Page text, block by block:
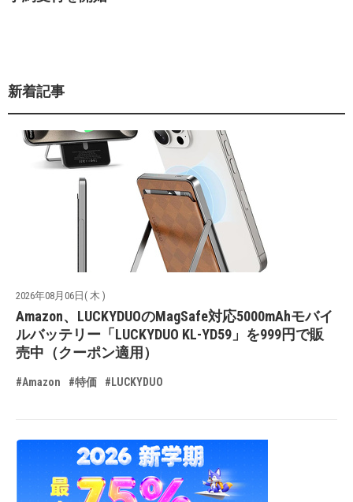
新着記事
2026年08月06日( 木 )
Amazon、LUCKYDUOのMagSafe対応5000mAhモバイ
ルバッテリー「LUCKYDUO KL-YD59」を999円で販
売中（クーポン適用）
#Amazon #特価 #LUCKYDUO